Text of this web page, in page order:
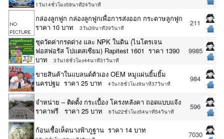
1วัน14ชั่วโมง59นาที24วินาที
กล่องลูกฟูก กล่องลูกฟูกเพื่อการส่งออก กระดาษลูกฟูก
ราคา 10 บาท
3วัน39นาที39วินาที
211
ชุดวัดค่ากรดด่าง และ NPK ในดิน (ไนโตรเจน
ฟอสฟอรัส โปแตสเซียม) Rapitest 1601 ราคา 1390
บาท
3วัน18ชั่วโมง44นาที31วินาที
9985
ขายสินค้าในแบลนด์ตัวเอง OEM หมูแผ่นยิ้มยิ้ม
นครปฐม ราคา 25 บาท
4วัน18ชั่วโมง9นาที37วินาที
984
จำหน่าย – ติดตั้ง กระเบื้อง โครงหลังคา ถอดแบบแจ้ง
ราคาฟรี ราคา 25 บาท
6วัน22ชั่วโมง54นาที54วินาที
596
ก้อนเชื้อเห็ดนางฟ้าภูฐาน ราคา 14 บาท 7030